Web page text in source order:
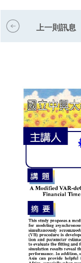
上一則訊息